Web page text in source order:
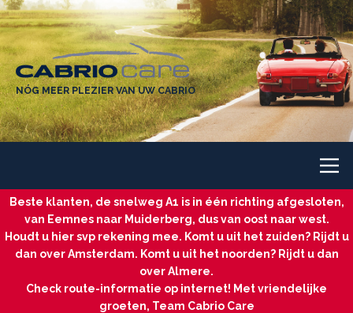
NÓG MEER PLEZIER VAN UW CABRIO
Beste klanten, de snelweg A1 is in één richting afgesloten,
van Eemnes naar Muiderberg, dus van oost naar west.
Houdt u hier svp rekening mee. Komt u uit het zuiden? Rijdt u
dan over Amsterdam. Komt u uit het noorden? Rijdt u dan
over Almere.
Check route-informatie op internet! Met vriendelijke
groeten, Team Cabrio Care